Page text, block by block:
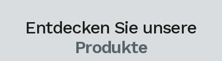
Entdecken Sie unsere
Produkte